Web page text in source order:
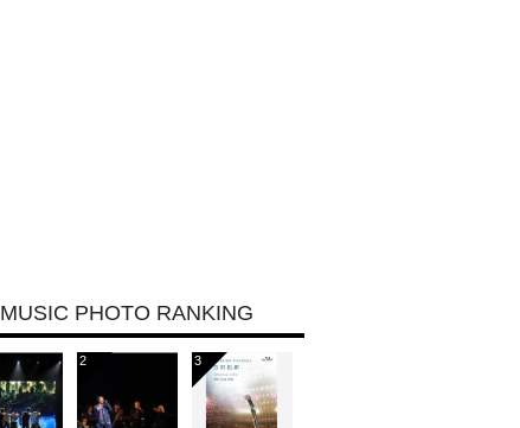
MUSIC PHOTO RANKING